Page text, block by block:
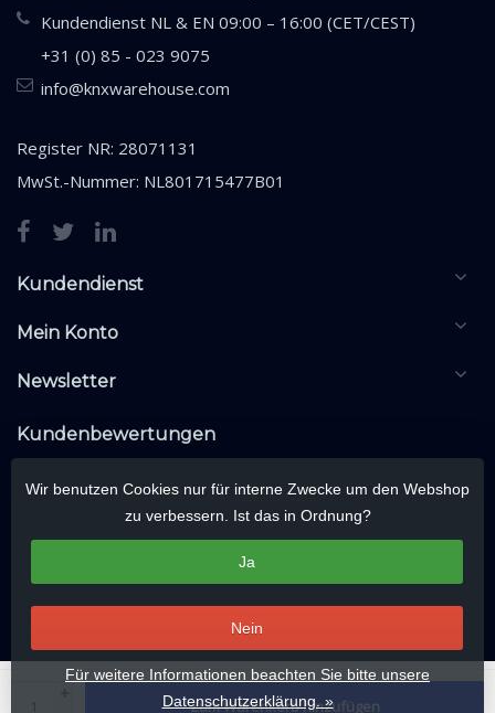
Zum Warenkorb hinzufügen
Kundendienst NL & EN 09:00 – 16:00 (CET/CEST)
+31 (0) 85 - 023 9075
info@knxwarehouse.com
Register NR: 28071131
MwSt.-Nummer: NL801715477B01
Kundendienst
Mein Konto
Newsletter
Kundenbewertungen
Wir benutzen Cookies nur für interne Zwecke um den Webshop
zu verbessern. Ist das in Ordnung?
Ja
Nein
Für weitere Informationen beachten Sie bitte unsere
Datenschutzerklärung. »